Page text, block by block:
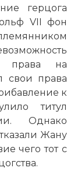
герцога
VII фон
права на
свои права
к
титул
Однако
Жану
чего тот с